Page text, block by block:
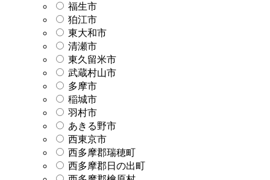
福生市
狛江市
東大和市
清瀬市
東久留米市
武蔵村山市
多摩市
稲城市
羽村市
あきる野市
西東京市
西多摩郡瑞穂町
西多摩郡日の出町